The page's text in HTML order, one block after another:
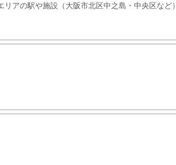
アの駅や施設（大阪市北区中之島・中央区など）